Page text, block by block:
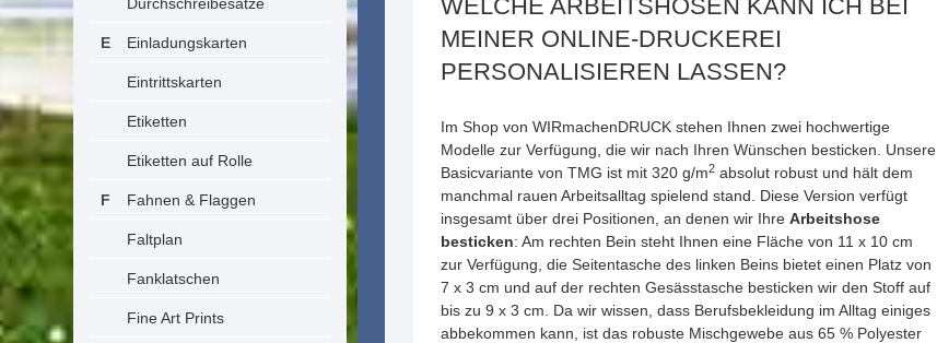
Einladungskarten
Eintrittskarten
Etiketten
Etiketten auf Rolle
Fahnen & Flaggen
Faltplan
Fanklatschen
Fine Art Prints
WELCHE ARBEITSHOSEN KANN ICH BEI
MEINER ONLINE-DRUCKEREI
PERSONALISIEREN LASSEN?
Im Shop von WIRmachenDRUCK stehen Ihnen zwei hochwertige
Modelle zur Verfügung, die wir nach Ihren Wünschen besticken. Unsere
Basicvariante von TMG ist mit 320 g/m2 absolut robust und hält dem
manchmal rauen Arbeitsalltag spielend stand. Diese Version verfügt
insgesamt über drei Positionen, an denen wir Ihre Arbeitshose
besticken: Am rechten Bein steht Ihnen eine Fläche von 11 x 10 cm
zur Verfügung, die Seitentasche des linken Beins bietet einen Platz von
7 x 3 cm und auf der rechten Gesässtasche besticken wir den Stoff auf
bis zu 9 x 3 cm. Da wir wissen, dass Berufsbekleidung im Alltag einiges
abbekommen kann, ist das robuste Mischgewebe aus 65 % Polyester